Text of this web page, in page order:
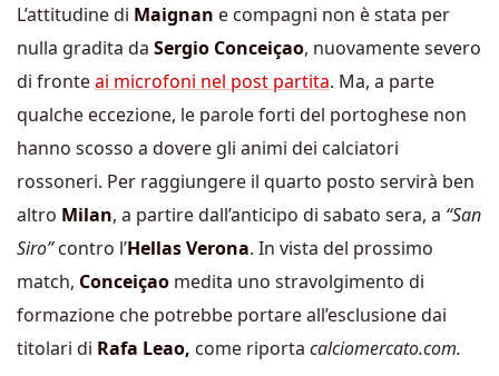
L’attitudine di Maignan e compagni non è stata per
nulla gradita da Sergio Conceiçao, nuovamente severo
di fronteai microfoni nel post partita. Ma, a parte
qualche eccezione, le parole forti del portoghese non
hanno scosso a dovere gli animi dei calciatori
rossoneri. Per raggiungere il quarto posto servirà ben
altro Milan, a partire dall’anticipo di sabato sera, a “San
Siro”contro l’Hellas Verona. In vista del prossimo
match, Conceiçao medita uno stravolgimento di
formazione che potrebbe portare all’esclusione dai
titolari di Rafa Leao, come riporta calciomercato.com.